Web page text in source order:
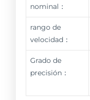
nominal：
rango de
velocidad：
Grado de
precisión：